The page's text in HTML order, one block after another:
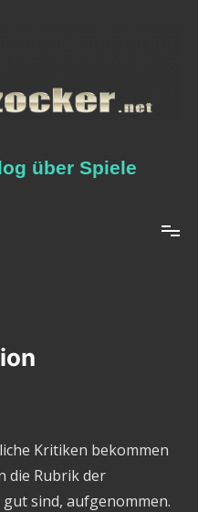
über Spiele
Kritiken bekommen
die Rubrik der
sind, aufgenommen.